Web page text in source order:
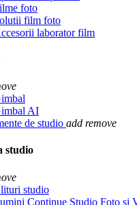
foto
film foto
laborator film
AI
de studio add remove
studio
studio
Continue Studio Foto si